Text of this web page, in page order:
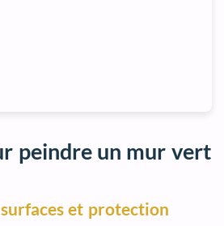
peindre un mur vert
et protection